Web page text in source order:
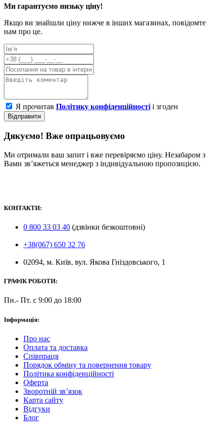
Ми гарантуємо низьку ціну!
Якщо ви знайшли ціну нижче в інших магазинах, повідомте
нам про це.
Я прочитав Політику конфіденційності і згоден
Відправити
Дякуємо! Вже опрацьовуємо
Ми отримали ваш запит і вже перевіряємо ціну. Незабаром з
Вами зв’яжеться менеджер з індивідуальною пропозицією.
КОНТАКТИ:
0 800 33 03 40 (дзвінки безкоштовні)
+38(067) 650 32 76
02094, м. Київ, вул. Якова Гніздовського, 1
ГРАФІК РОБОТИ:
Пн.- Пт. с 9:00 до 18:00
Інформація:
Про нас
Оплата та доставка
Співпраця
Порядок обміну та повернення товару
Політика конфіденційності
Оферта
Зворотній зв’язок
Карта сайту
Відгуки
Блог